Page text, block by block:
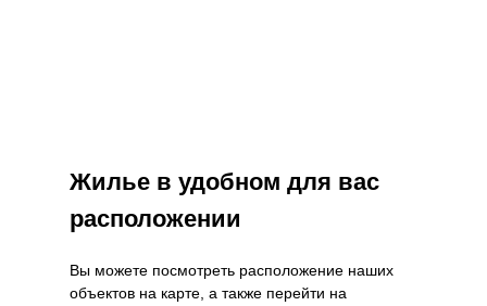
Жилье в удобном для вас
расположении
Вы можете посмотреть расположение наших
объектов на карте, а также перейти на